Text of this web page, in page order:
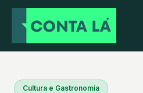
Cultura e Gastronomia